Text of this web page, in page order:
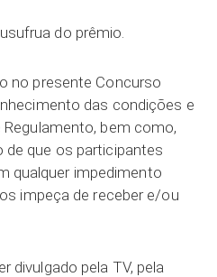
do prêmio.
no presente Concurso
das condições e
bem como,
de que os participantes
qualquer impedimento
impeça de receber e/ou
divulgado pela TV, pela